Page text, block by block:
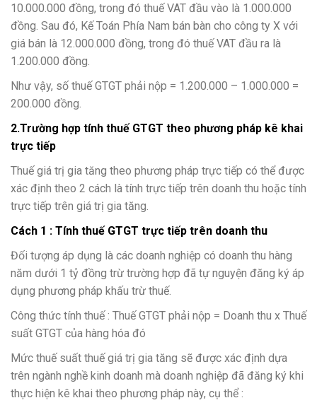
10.000.000 đồng, trong đó thuế VAT đầu vào là 1.000.000
đồng. Sau đó, Kế Toán Phía Nam bán bàn cho công ty X với
giá bán là 12.000.000 đồng, trong đó thuế VAT đầu ra là
1.200.000 đồng.
Như vậy, số thuế GTGT phải nộp = 1.200.000 – 1.000.000 =
200.000 đồng.
2.Trường hợp tính thuế GTGT theo phương pháp kê khai
trực tiếp
Thuế giá trị gia tăng theo phương pháp trực tiếp có thể được
xác định theo 2 cách là tính trực tiếp trên doanh thu hoặc tính
trực tiếp trên giá trị gia tăng.
Cách 1 : Tính thuế GTGT trực tiếp trên doanh thu
Đối tượng áp dụng là các doanh nghiệp có doanh thu hàng
năm dưới 1 tỷ đồng trừ trường hợp đã tự nguyện đăng ký áp
dụng phương pháp khấu trừ thuế.
Công thức tính thuế : Thuế GTGT phải nộp = Doanh thu x Thuế
suất GTGT của hàng hóa đó
Mức thuế suất thuế giá trị gia tăng sẽ được xác định dựa
trên ngành nghề kinh doanh mà doanh nghiệp đã đăng ký khi
thực hiện kê khai theo phương pháp này, cụ thể :